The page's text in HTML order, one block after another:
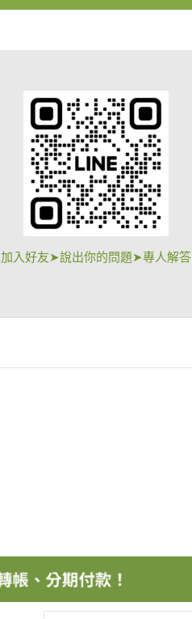
加入好友➤說出你的問題➤專人解答